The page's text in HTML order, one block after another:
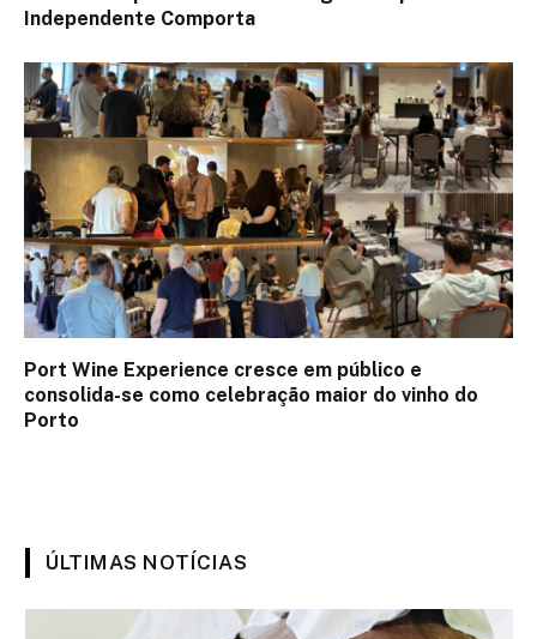
Independente Comporta
Port Wine Experience cresce em público e
consolida-se como celebração maior do vinho do
Porto
ÚLTIMAS NOTÍCIAS